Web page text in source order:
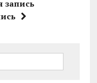
запись